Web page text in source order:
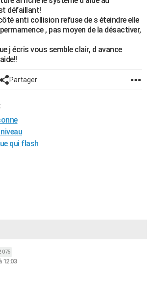
défaillant!
anti collision refuse de s éteindre elle
, pas moyen de la désactiver,
j écris vous semble clair, d avance
Partager
qui flash
075
12:03